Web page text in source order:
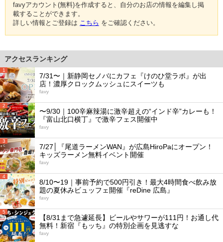
favyアカウント(無料)を作成すると、自分のお店の情報を編集し掲
載することができます。
詳しい情報とご登録は こちら をご確認ください。
アクセスランキング
1
7/31〜｜新静岡セノバにカフェ『けのひ堂ラボ』が出
店！濃厚クロックムッシュにスイーツも
favy
2
〜9/30｜100辛麻辣湯に激辛超えの“インド辛”カレーも！
『富山北口横丁』で激辛フェス開催中
favy
3
7/27│『尾道ラーメンWAN』が広島HiroPaにオープン！
キッズラーメン無料イベント開催
favy
4
8/10〜19｜事前予約で500円引き！最大4時間食べ飲み放
題の夏休みビュッフェ開催『reDine 広島』
favy
5
【8/31まで急遽延長】ビールやサワーが111円！お通し代
無料！新宿『もッち』の特別企画を見逃すな
favy